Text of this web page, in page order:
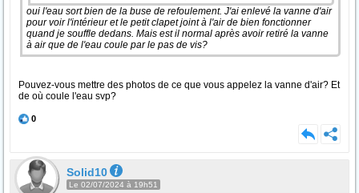
oui l'eau sort bien de la buse de refoulement. J'ai enlevé la vanne d'air
pour voir l'intérieur et le petit clapet joint à l'air de bien fonctionner
quand je souffle dedans. Mais est il normal après avoir retiré la vanne
à air que de l'eau coule par le pas de vis?
Pouvez-vous mettre des photos de ce que vous appelez la vanne d'air? Et
de où coule l'eau svp?
0
Solid10
Le 02/07/2024 à 19h51